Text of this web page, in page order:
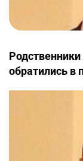
обратились в